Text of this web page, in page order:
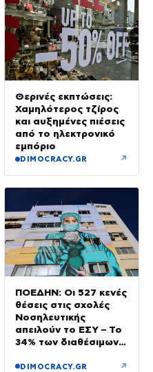
Θερινές εκπτώσεις:
Χαμηλότερος τζίρος
και αυξημένες πιέσεις
από το ηλεκτρονικό
εμπόριο
DIMOCRACY.GR ↗
ΠΟΕΔΗΝ: Οι 527 κενές
θέσεις στις σχολές
Νοσηλευτικής
απειλούν το ΕΣΥ – Το
34% των διαθέσιμων
DIMOCRACY.GR ↗